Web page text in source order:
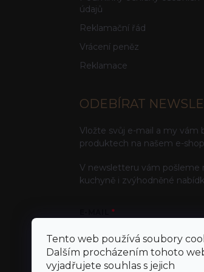
Tento web používá soubory
Dalším procházením tohoto
vyjadřujete souhlas s jejich
údajů
Reklamační řád
Vrácení peněz
Reklamace
ODEBÍRAT
Vložte svůj e-mail a my vám
produktech na našem e-
V newsletteru vám pošleme
kuchyně i zvýhodněné